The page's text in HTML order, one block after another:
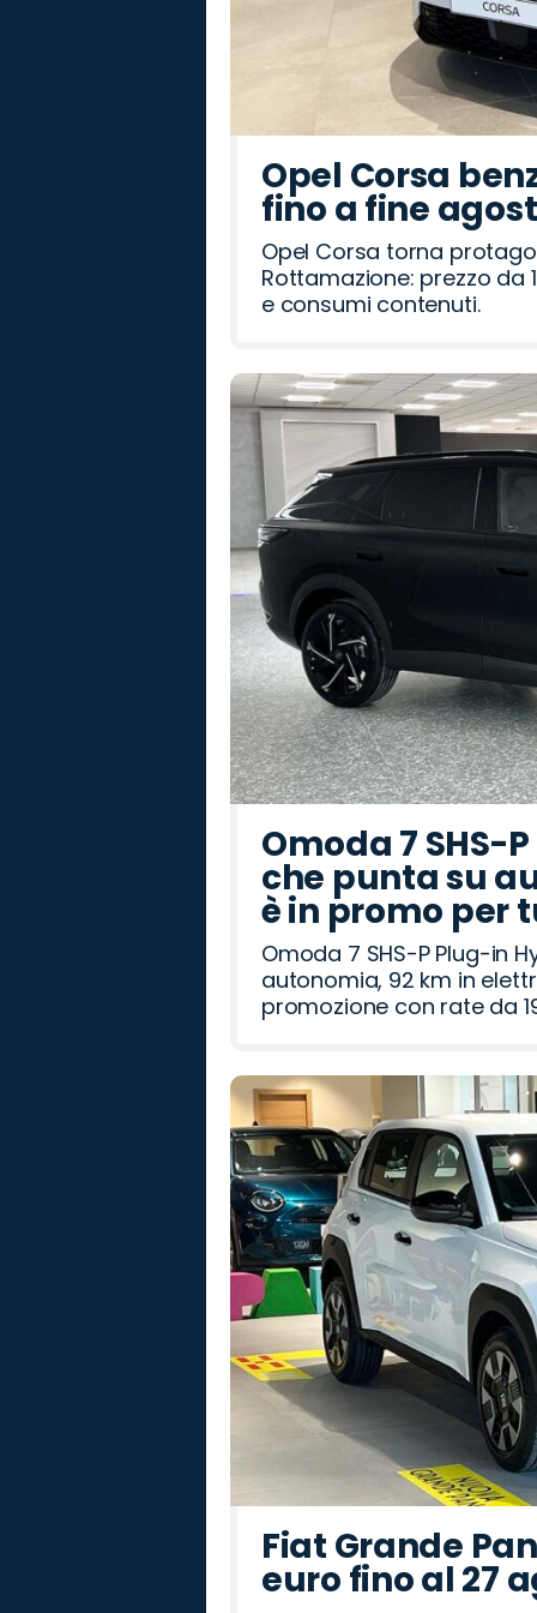
Opel Corsa
fino a fine
Opel Corsa torna
Rottamazione: prezzo da
e consumi contenuti.
Omoda 7 SHS-
che punta su
è in promo per
Omoda 7 SHS-P Plug-in
autonomia, 92 km in
promozione con rate da
Fiat Grande
euro fino al 27